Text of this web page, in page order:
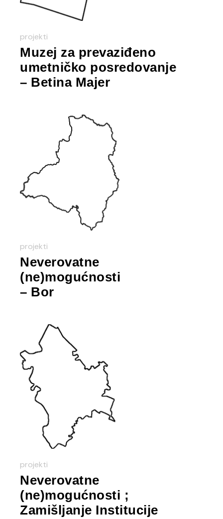
projekti
Muzej za prevaziđeno
umetničko posredovanje
– Betina Majer
projekti
Neverovatne
(ne)mogućnosti
– Bor
projekti
Neverovatne
(ne)mogućnosti ;
Zamišljanje Institucije